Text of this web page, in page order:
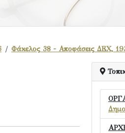
Φάκελος 38 - Αποφάσεις ΔΕΧ,